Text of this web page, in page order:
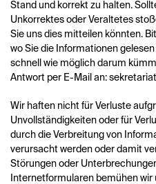
Stand und korrekt zu halten.
Unkorrektes oder Veraltetes
Sie uns dies mitteilen könnten.
wo Sie die Informationen
schnell wie möglich darum
Antwort per E-Mail an:
Wir haften nicht für Verluste
Unvollständigkeiten oder für
durch die Verbreitung von
verursacht werden oder damit
Störungen oder
Internetformularen bemühen wir